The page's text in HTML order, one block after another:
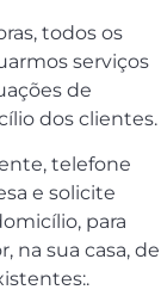
todos os
serviços
de
dos clientes.
telefone
e solicite
para
na sua casa, de